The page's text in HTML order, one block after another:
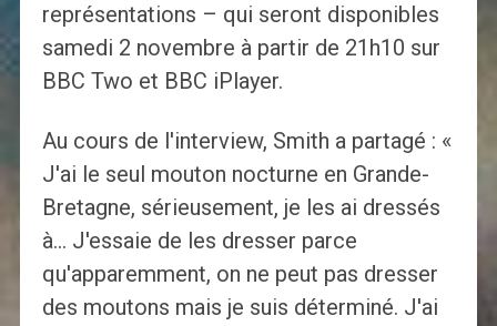
représentations – qui seront disponibles
samedi 2 novembre à partir de 21h10 sur
BBC Two et BBC iPlayer.
Au cours de l'interview, Smith a partagé : «
J'ai le seul mouton nocturne en Grande-
Bretagne, sérieusement, je les ai dressés
à… J'essaie de les dresser parce
qu'apparemment, on ne peut pas dresser
des moutons mais je suis déterminé. J'ai